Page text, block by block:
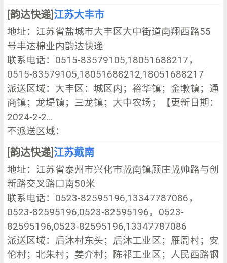
[韵达快递] 江苏大丰市
地址：江苏省盐城市大丰区大中街道南翔西路55
号丰达棉业内韵达快递
联系电话：0515-83579105,18051688217，
0515-83579105,18051688212,18051688217
派送区域：大丰区：城区内；裕华镇；金墩镇；通
商镇；龙堤镇；三龙镇；大中农场；【更新日期：
2024-2-2...
不派送区域：
[韵达快递] 江苏戴南
地址：江苏省泰州市兴化市戴南镇顾庄戴帅路与创
新路交叉路口南50米
联系电话：0523-82595196,13347787086，
0523-82595196,0523-82595196，0523-
82595196,0523-82595196,13347787086
派送区域：后沐村东头；后沐工业区；雁周村；安
伦村；北朱村；姜介村；陈祁工业区；人民西路钢